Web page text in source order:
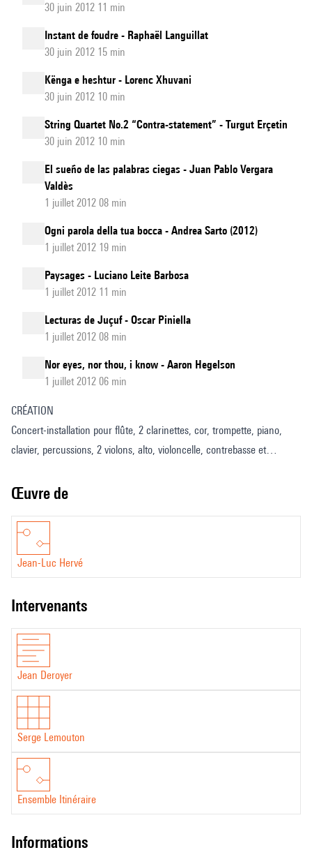
30 juin 2012 11 min
Instant de foudre - Raphaël Languillat
30 juin 2012 15 min
Kënga e heshtur - Lorenc Xhuvani
30 juin 2012 10 min
String Quartet No.2 “Contra-statement” - Turgut Erçetin
30 juin 2012 10 min
El sueño de las palabras ciegas - Juan Pablo Vergara
Valdès
1 juillet 2012 08 min
Ogni parola della tua bocca - Andrea Sarto (2012)
1 juillet 2012 19 min
Paysages - Luciano Leite Barbosa
1 juillet 2012 11 min
Lecturas de Juçuf - Oscar Piniella
1 juillet 2012 08 min
Nor eyes, nor thou, i know - Aaron Hegelson
1 juillet 2012 06 min
CRÉATION
Concert-installation pour flûte, 2 clarinettes, cor, trompette, piano,
clavier, percussions, 2 violons, alto, violoncelle, contrebasse et
Œuvre de
Jean-Luc Hervé
intervenants
Jean Deroyer
Serge Lemouton
Ensemble Itinéraire
informations